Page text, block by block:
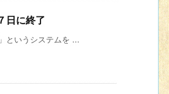
日に終了
というシステムを ...